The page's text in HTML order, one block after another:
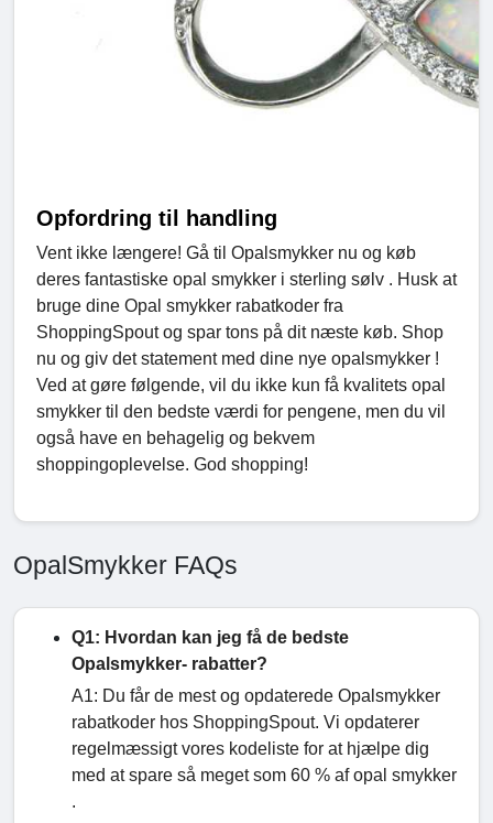
Opfordring til handling
Vent ikke længere! Gå til Opalsmykker nu og køb
deres fantastiske opal smykker i sterling sølv . Husk at
bruge dine Opal smykker rabatkoder fra
ShoppingSpout og spar tons på dit næste køb. Shop
nu og giv det statement med dine nye opalsmykker !
Ved at gøre følgende, vil du ikke kun få kvalitets opal
smykker til den bedste værdi for pengene, men du vil
også have en behagelig og bekvem
shoppingoplevelse. God shopping!
OpalSmykker FAQs
Q1: Hvordan kan jeg få de bedste
Opalsmykker- rabatter?
A1: Du får de mest og opdaterede Opalsmykker
rabatkoder hos ShoppingSpout. Vi opdaterer
regelmæssigt vores kodeliste for at hjælpe dig
med at spare så meget som 60 % af opal smykker
.